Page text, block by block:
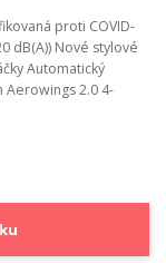
proti COVID-
dB(A)) Nové stylové
Automatický
Aerowings 2.0 4-